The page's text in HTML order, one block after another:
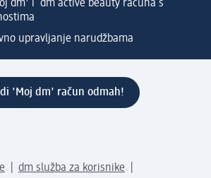
dm' i dm active beauty računa s
upravljanje narudžbama
'Moj dm' račun odmah!
dm služba za korisnike